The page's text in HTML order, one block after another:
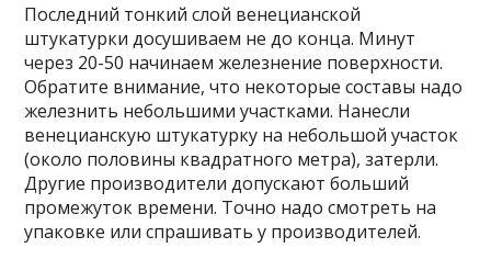
Последний тонкий слой венецианской
штукатурки досушиваем не до конца. Минут
через 20-50 начинаем железнение поверхности.
Обратите внимание, что некоторые составы надо
железнить небольшими участками. Нанесли
венецианскую штукатурку на небольшой участок
(около половины квадратного метра), затерли.
Другие производители допускают больший
промежуток времени. Точно надо смотреть на
упаковке или спрашивать у производителей.